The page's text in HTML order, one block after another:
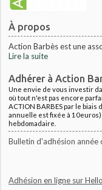
À propos
Action Barbès est une
Lire la suite
Adhérer à Action
Une envie de vous investir
où tout n'est pas encore
ACTION BARBES par le biais
annuelle est fixée à
hebdomadaire.
Bulletin d'adhésion
Adhésion en ligne sur